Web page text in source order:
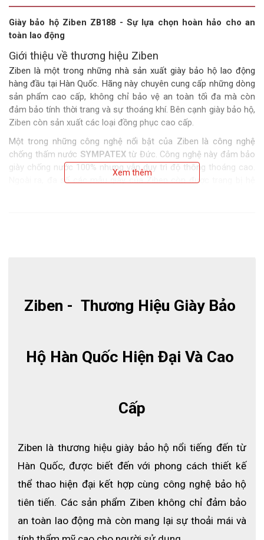
Giày bảo hộ Ziben ZB188 - Sự lựa chọn hoàn hảo cho an
toàn lao động
Giới thiệu về thương hiệu Ziben
Ziben là một trong những nhà sản xuất giày bảo hộ lao động
hàng đầu tại Hàn Quốc. Hãng này chuyên cung cấp những dòng
sản phẩm cao cấp, không chỉ bảo vệ an toàn tối đa mà còn
đảm bảo tính thời trang và sự thoáng khí. Bên cạnh giày bảo hộ,
Ziben còn sản xuất các loại đồng phục cao cấp.
Một trong những công nghệ nổi bật của Ziben là công nghệ
chống thấm nước SYMPATEXtừ Đức. Công nghệ này đảm bảo
giày chống nước 100% nhưng vẫn duy trì độ thông thoáng cao.
Ngoài ra, đa số các mẫu giày của Ziben còn được trang bị hệ
tích hợp nhiều tính năng nổi bật.
Xuất xứ: Thương hiệu Hàn Quốc, sản xuất tại Campuchia
Chất liệu, tính năng nổi bật của giày bảo hộ Ziben ZB188
Tính năng nổi bật của giày bảo hộ Ziben ZB188
Công nghệ chống thấm SYMPATEX- Đảm bảo giày chống
nước hoàn toàn mà vẫn giữ được sự thoáng khí.
Hệ thống đế "ALL IN ONE OUTSOLE SYSTEM"
Xem thêm
Ziben -  Thương Hiệu Giày Bảo
Hộ Hàn Quốc Hiện Đại Và Cao
Cấp
Ziben là thương hiệu giày bảo hộ nổi tiếng đến từ
Hàn Quốc, được biết đến với phong cách thiết kế
thể thao hiện đại kết hợp cùng công nghệ bảo hộ
tiên tiến. Các sản phẩm Ziben không chỉ đảm bảo
an toàn lao động mà còn mang lại sự thoải mái và